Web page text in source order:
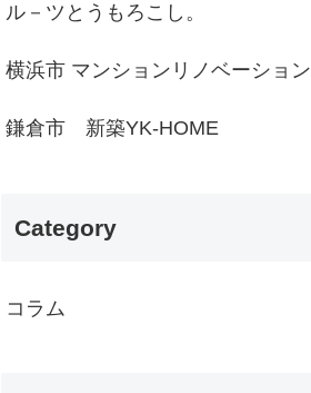
ル－ツとうもろこし。
横浜市 マンションリノベーション
鎌倉市 新築YK-HOME
Category
コラム